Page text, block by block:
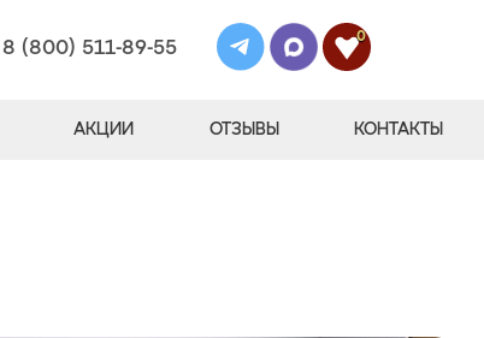
8 (800) 511-89-55
0
АКЦИИ ОТЗЫВЫ КОНТАКТЫ